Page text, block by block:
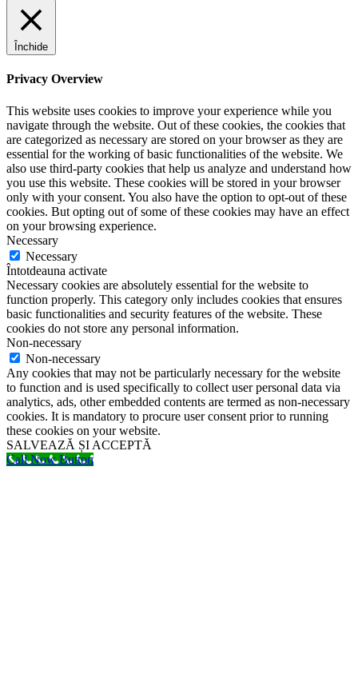
Închide
Privacy Overview
This website uses cookies to improve your experience while you
navigate through the website. Out of these cookies, the cookies that
are categorized as necessary are stored on your browser as they are
essential for the working of basic functionalities of the website. We
also use third-party cookies that help us analyze and understand how
you use this website. These cookies will be stored in your browser
only with your consent. You also have the option to opt-out of these
cookies. But opting out of some of these cookies may have an effect
on your browsing experience.
Necessary
Necessary
Întotdeauna activate
Necessary cookies are absolutely essential for the website to
function properly. This category only includes cookies that ensures
basic functionalities and security features of the website. These
cookies do not store any personal information.
Non-necessary
Non-necessary
Any cookies that may not be particularly necessary for the website
to function and is used specifically to collect user personal data via
analytics, ads, other embedded contents are termed as non-necessary
cookies. It is mandatory to procure user consent prior to running
these cookies on your website.
SALVEAZĂ ȘI ACCEPTĂ
Call Now Button